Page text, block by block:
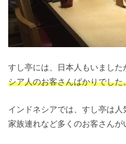
すし亭には、日本人もいました
シア人のお客さんばかりでした
インドネシアでは、すし亭は
家族連れなど多くのお客さんが